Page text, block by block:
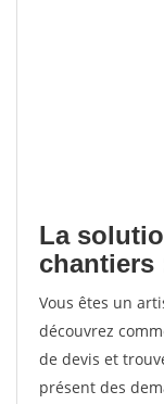
La
chantiers
Vous êtes un
découvrez
de devis et
présent des